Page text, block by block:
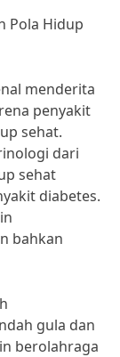
Pola Hidup
menderita
penyakit
sehat.
dari
sehat
diabetes.
bahkan
gula dan
berolahraga